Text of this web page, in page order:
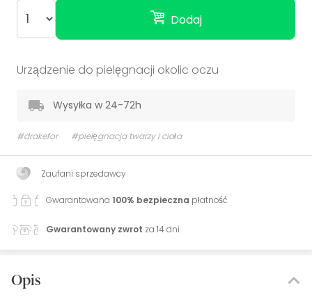
Dodaj
Urządzenie do pielęgnacji okolic oczu
Wysyłka w 24-72h
#drakefor #pielęgnacja twarzy i ciała
Zaufani sprzedawcy
Gwarantowana 100% bezpieczna płatność
Gwarantowany zwrot za 14 dni
Opis